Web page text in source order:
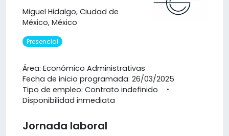
Miguel Hidalgo, Ciudad de
México, México
Presencial
Área: Económico Administrativas
Fecha de inicio programada: 26/03/2025
Tipo de empleo: Contrato indefinido
Disponibilidad inmediata
Jornada laboral